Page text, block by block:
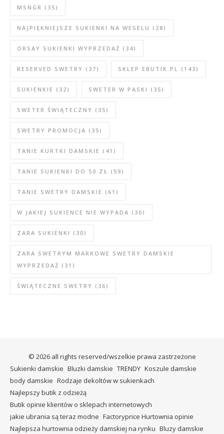
MSNGR (35)
NAJPIĘKNIEJSZE SUKIENKI NA WESELU (28)
ORSAY SUKIENKI WYPRZEDAŻ (34)
RESERVED SWETRY (37) SKLEP EBUTIK.PL (143)
SUKIENKIE (32) SWETER W PASKI (35)
SWETER ŚWIĄTECZNY (35)
SWETRY PROMOCJA (35)
TANIE KURTKI DAMSKIE (41)
TANIE SUKIENKI DO 50 ZŁ (59)
TANIE SWETRY DAMSKIE (61)
W JAKIEJ SUKIENCE NIE WYPADA (30)
ZARA SUKIENKI (30)
ZARA SWETRYM MARKOWE SWETRY DAMSKIE
WYPRZEDAŻ (31)
ŚWIĄTECZNE SWETRY (36)
© 2026 all rights reserved/wszelkie prawa zastrzeżone
Sukienki damskie Bluzki damskie TRENDY Koszule damskie
body damskie Rodzaje dekoltów w sukienkach
Najlepszy butik z odzieżą
Butik opinie klientów o sklepach internetowych
jakie ubrania są teraz modne Factoryprice Hurtownia opinie
Najlepsza hurtownia odzieży damskiej na rynku Bluzy damskie